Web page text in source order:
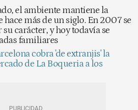
el ambiente mantiene la
hace más de un siglo. En 2007 se
carácter, y hoy todavía se
familiares
cobra 'de extranjis' la
de La Boqueria a los